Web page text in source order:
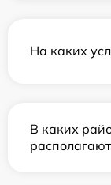
На каких
В каких